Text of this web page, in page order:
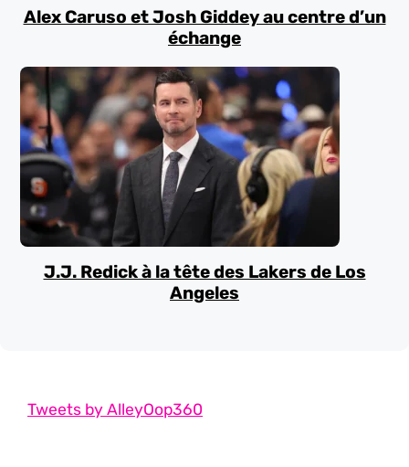
Alex Caruso et Josh Giddey au centre d’un
échange
J.J. Redick à la tête des Lakers de Los
Angeles
Tweets by AlleyOop360